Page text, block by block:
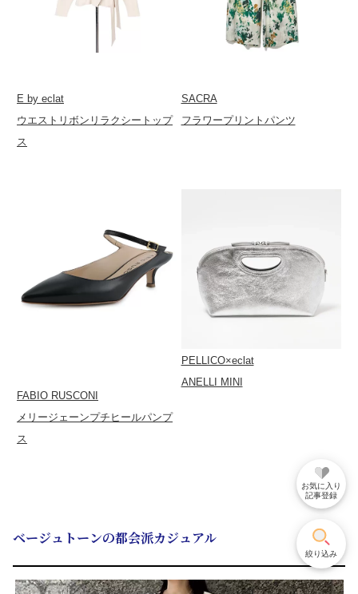
E by eclat
ウエストリボンリラクシートップ
ス
SACRA
フラワープリントパンツ
FABIO RUSCONI
メリージェーンプチヒールパンプ
ス
PELLICO×eclat
ANELLI MINI
ベージュトーンの都会派カジュアル
お気に入り
記事登録
絞り込み